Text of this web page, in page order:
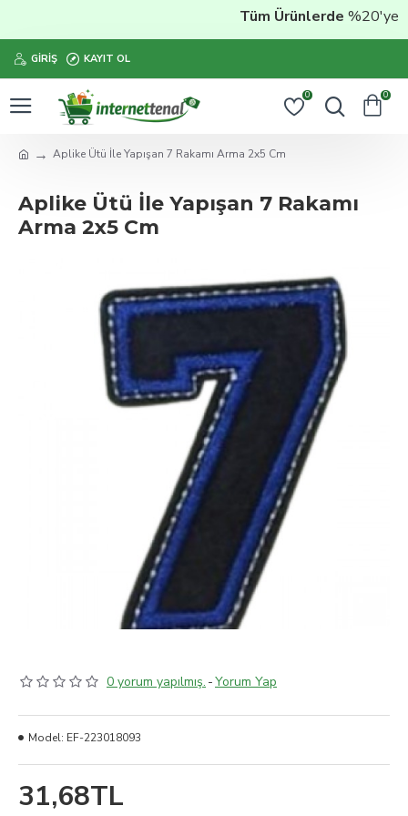
Tüm Ürünlerde%20'ye
GIRIŞ KAYIT OL
0 0
Aplike Ütü İle Yapışan 7 Rakamı Arma 2x5 Cm
Aplike Ütü İle Yapışan 7 Rakamı
Arma 2x5 Cm
0 yorum yapılmış. -Yorum Yap
31,68TL
Model: EF-223018093